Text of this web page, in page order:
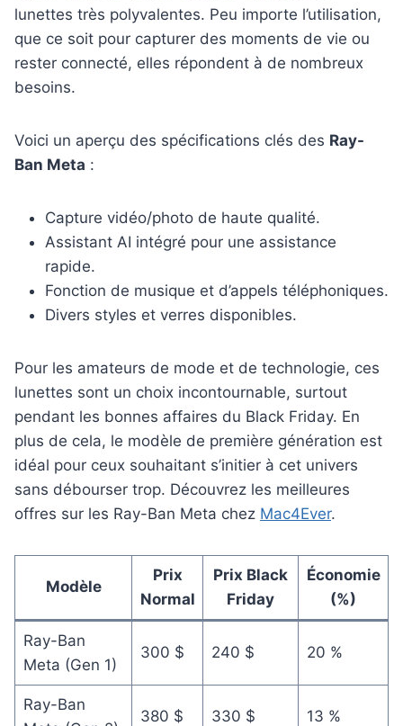
lunettes très polyvalentes. Peu importe l’utilisation,
que ce soit pour capturer des moments de vie ou
rester connecté, elles répondent à de nombreux
besoins.
Voici un aperçu des spécifications clés des Ray-
Ban Meta :
Capture vidéo/photo de haute qualité.
Assistant AI intégré pour une assistance
rapide.
Fonction de musique et d’appels téléphoniques.
Divers styles et verres disponibles.
Pour les amateurs de mode et de technologie, ces
lunettes sont un choix incontournable, surtout
pendant les bonnes affaires du Black Friday. En
plus de cela, le modèle de première génération est
idéal pour ceux souhaitant s’initier à cet univers
sans débourser trop. Découvrez les meilleures
offres sur les Ray-Ban Meta chez Mac4Ever.
Modèle
Prix
Normal
Prix Black
Friday
Économie
(%)
Ray-Ban
Meta (Gen 1)
300 $ 240 $ 20 %
Ray-Ban
380 $ 330 $ 13 %